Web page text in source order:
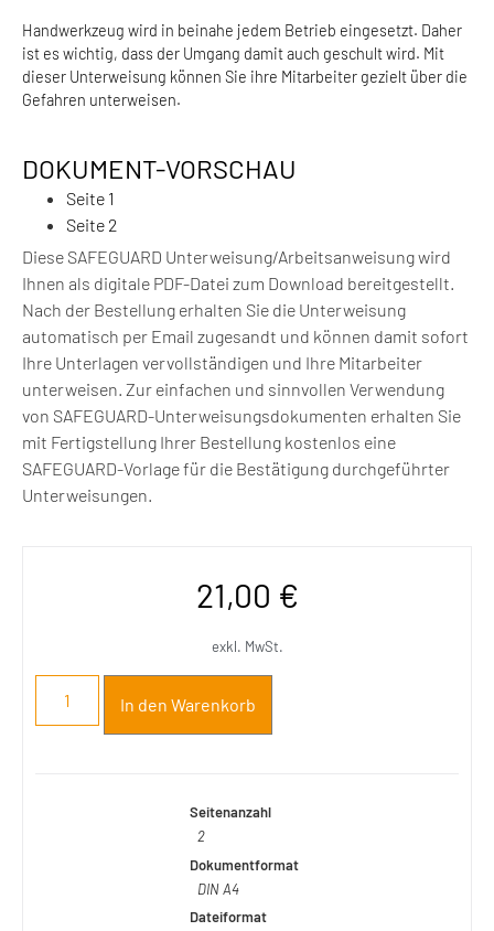
Handwerkzeug wird in beinahe jedem Betrieb eingesetzt. Daher
ist es wichtig, dass der Umgang damit auch geschult wird. Mit
dieser Unterweisung können Sie ihre Mitarbeiter gezielt über die
Gefahren unterweisen.
DOKUMENT-VORSCHAU
Seite 1
Seite 2
Diese SAFEGUARD Unterweisung/Arbeitsanweisung wird
Ihnen als digitale PDF-Datei zum Download bereitgestellt.
Nach der Bestellung erhalten Sie die Unterweisung
automatisch per Email zugesandt und können damit sofort
Ihre Unterlagen vervollständigen und Ihre Mitarbeiter
unterweisen. Zur einfachen und sinnvollen Verwendung
von SAFEGUARD-Unterweisungsdokumenten erhalten Sie
mit Fertigstellung Ihrer Bestellung kostenlos eine
SAFEGUARD-Vorlage für die Bestätigung durchgeführter
Unterweisungen.
21,00 €
exkl. MwSt.
In den Warenkorb
Seitenanzahl
2
Dokumentformat
DIN A4
Dateiformat